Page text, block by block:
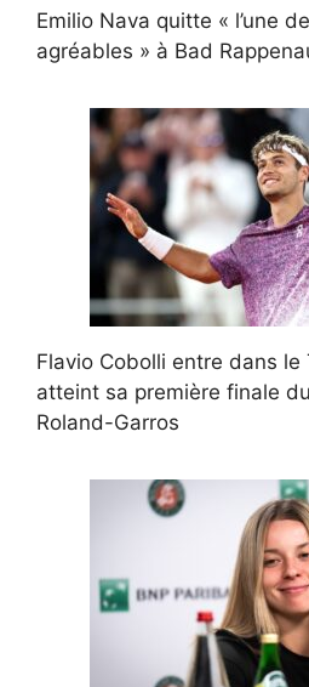
Emilio Nava quitte « l’une
agréables » à Bad
Flavio Cobolli entre dans le
atteint sa première finale
Roland-Garros